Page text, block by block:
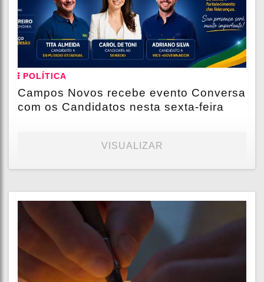
POLÍTICA
Campos Novos recebe evento Conversa
com os Candidatos nesta sexta-feira
VISUALIZAR